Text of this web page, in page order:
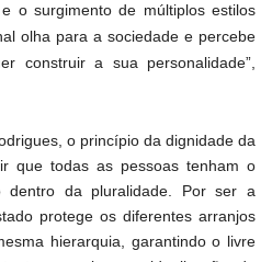
o surgimento de múltiplos estilos
olha para a sociedade e percebe
construir a sua personalidade”,
o princípio da dignidade da
que todas as pessoas tenham o
dentro da pluralidade. Por ser a
protege os diferentes arranjos
hierarquia, garantindo o livre